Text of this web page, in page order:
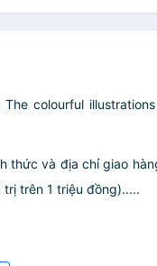
colourful
thức và địa chỉ giao
trên 1 triệu đồng).....